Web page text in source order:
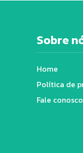
Sobre
Home
Política de
Fale conosco